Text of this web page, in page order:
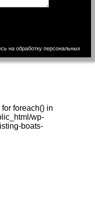
на обработку персональных
foreach() in
wp-
boats-